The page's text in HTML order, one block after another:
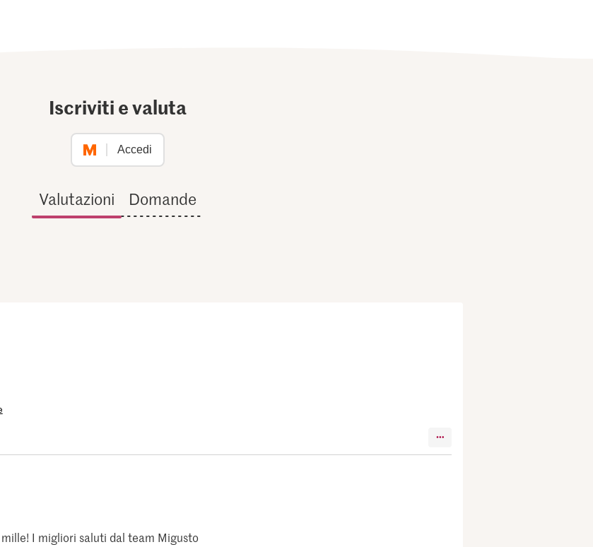
Iscriviti e valuta
Accedi
Valutazioni Domande
I migliori saluti dal team Migusto